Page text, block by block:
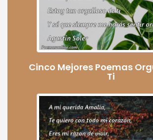
Cinco Mejores Poemas
Ti